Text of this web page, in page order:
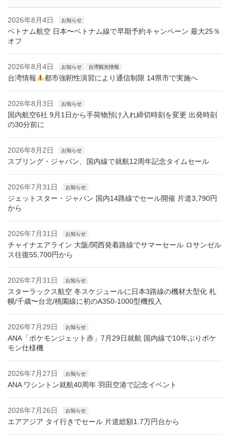
2026年8月4日 お知らせ
ベトナム航空 日本〜ベトナム線で早期予約キャンペーン 最大25％
オフ
2026年8月4日 お知らせ 台湾観光情報
台湾情報 都市強靭性演習により通信制限 14県市で実施へ
2026年8月3日 お知らせ
国内航空6社 9月1日から手荷物預け入れ締切時刻を変更 出発時刻
の30分前に
2026年8月2日 お知らせ
スプリング・ジャパン、国内線で就航12周年記念タイムセール
2026年7月31日 お知らせ
ジェットスター・ジャパン 国内14路線でセール開催 片道3,790円
から
2026年7月31日 お知らせ
チャイナエアライン 大阪/関西発着路線でサマーセール ロサンゼル
ス往復55,700円から
2026年7月31日 お知らせ
スターラックス航空 冬スケジュールに日本3路線の機材大型化 札
幌/千歳〜台北/桃園線に初のA350-1000型機投入
2026年7月29日 お知らせ
ANA「ポケモンジェット赤」7月29日就航 国内線で10年ぶりポケ
モン仕様機
2026年7月27日 お知らせ
ANA ワシントン就航40周年 羽田空港で記念イベント
2026年7月26日 お知らせ
エアアジア タイ行きでセール 片道総額1.7万円台から